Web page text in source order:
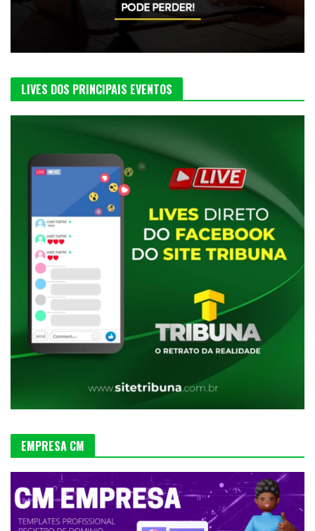
LIVES DOS PRINCIPAIS EVENTOS
EMPRESA CM